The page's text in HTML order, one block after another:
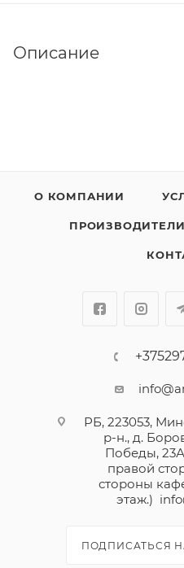
Описание
О КОМПАНИИ
ПРОИЗВОДИТЕЛИ
РБ, 223053,
р-н., д.
Победы,
правой
стороны
этаж.)
ПОДПИСАТЬСЯ